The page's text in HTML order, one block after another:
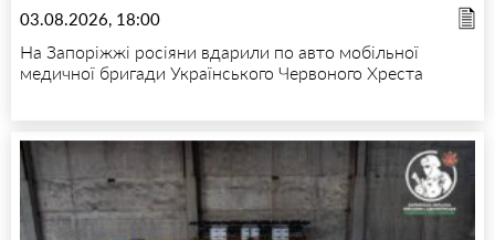
03.08.2026, 18:00
На Запоріжжі росіяни вдарили по авто мобільної
медичної бригади Українського Червоного Хреста